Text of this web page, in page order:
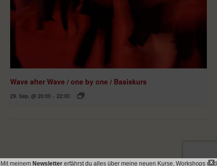
Wave after Wave / one by one / Basiskurs
29. Sep. @ 20:00 - 22:00
X
Mit meinem Newsletter erfährst du alles über meine neuen Kurse, Workshops und